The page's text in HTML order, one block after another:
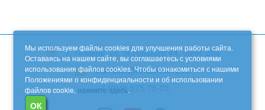
г. Тюмень, ул. М.Горького 44, офис 204
stanislav@reklama072.ru
+7 (919) 575-75-03
Мы используем файлы cookies для улучшения работы сайта.
Оставаясь на нашем сайте, вы соглашаетесь с условиями
использования файлов cookies. Чтобы ознакомиться с нашими
Положениями о конфиденциальности и об использовании
файлов cookie, нажмите здесь.
ОК